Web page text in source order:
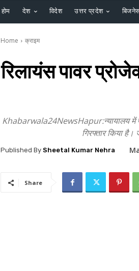
होम देश विदेश उत्तर प्रदेश
Home क्राइम
रिलायंस पावर
Khabarwala24NewsHapur:न्यायालय में पेश
गिरफ्तार किया
Published By Sheetal Kumar Nehra
Share